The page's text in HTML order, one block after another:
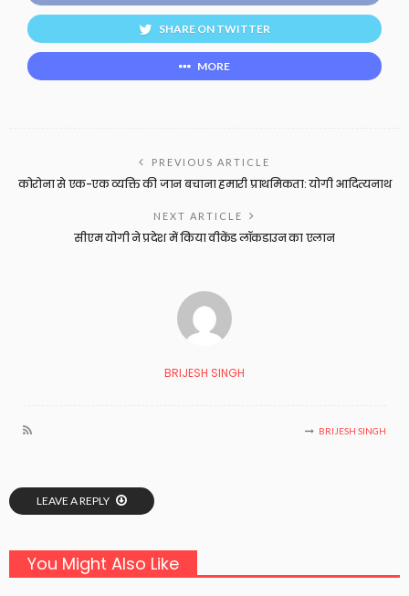
SHARE ON TWITTER
MORE
PREVIOUS ARTICLE
कोरोना से एक-एक व्यक्ति की जान बचाना हमारी प्राथमिकता: योगी आदित्यनाथ
NEXT ARTICLE
सीएम योगी ने प्रदेश में किया वीकेंड लॉकडाउन का एलान
BRIJESH SINGH
BRIJESH SINGH
LEAVE A REPLY
You Might Also Like